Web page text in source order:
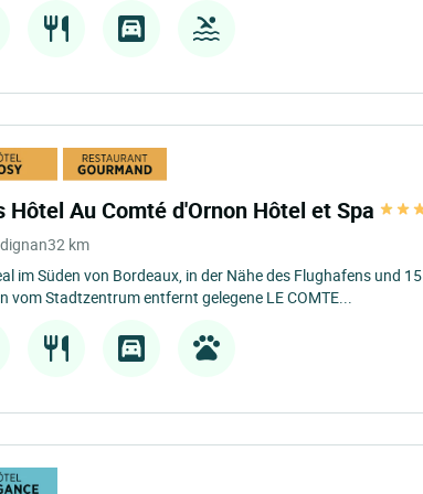
Hôtel Au Comté d'Ornon Hôtel et Spa
32 km
im Süden von Bordeaux, in der Nähe des Flughafens und 15
vom Stadtzentrum entfernt gelegene LE COMTE...